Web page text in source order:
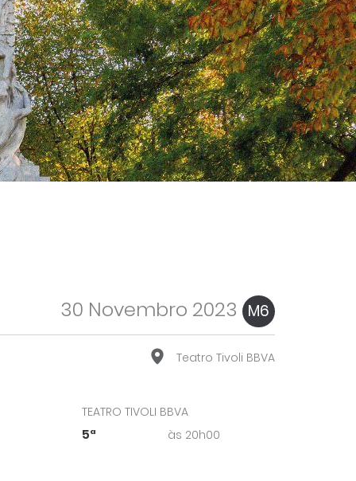
30 Novembro 2023 M6
Teatro Tivoli BBVA
TEATRO TIVOLI BBVA
5ª às 20h00